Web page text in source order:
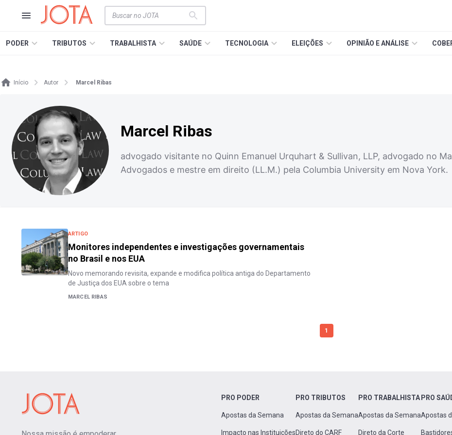
PODER TRIBUTOS TRABALHISTA SAÚDE TECNOLOGIA ELEIÇÕES OPINIÃO E ANÁLISE
Início Autor Marcel Ribas
Marcel Ribas
advogado visitante no Quinn Emanuel Urquhart & Sullivan, LLP, advogado no
Advogados e mestre em direito (LL.M.) pela Columbia University em Nova York.
ARTIGO
Monitores independentes e investigações governamentais
no Brasil e nos EUA
Novo memorando revisita, expande e modifica política antiga do Departamento
de Justiça dos EUA sobre o tema
MARCEL RIBAS
1
PRO PODER
Apostas da Semana
Impacto nas Instituições
PRO TRIBUTOS
Apostas da Semana
Direto do CARF
PRO TRABALHISTA
Apostas da Semana
Direto da Corte
PRO
Apostas